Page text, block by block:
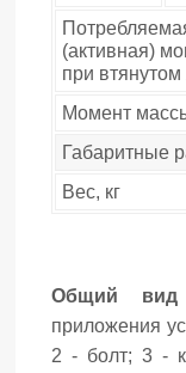
(активная)
при втянутом
Момент
Габаритные
Вес, кг
Общий вид
приложения
2 - болт; 3 -